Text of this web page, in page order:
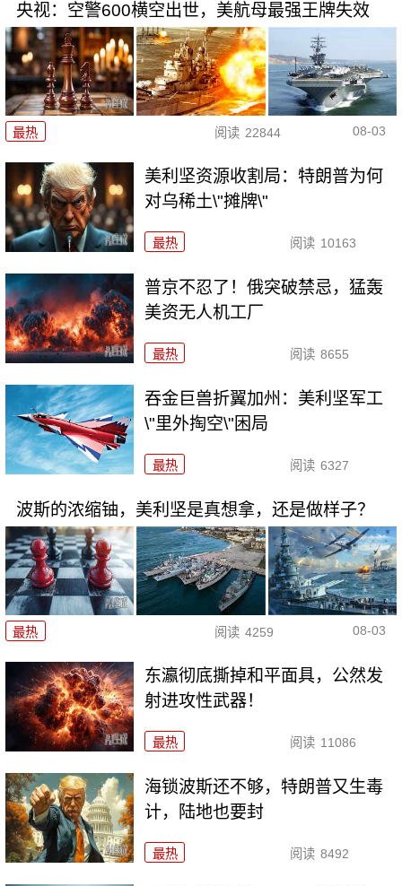
央视：空警600横空出世，美航母最强王牌失效
最热 阅读 22844 08-03
美利坚资源收割局：特朗普为何
对乌稀土\"摊牌\"
最热 阅读 10163
普京不忍了！俄突破禁忌，猛轰
美资无人机工厂
最热 阅读 8655
吞金巨兽折翼加州：美利坚军工
\"里外掏空\"困局
最热 阅读 6327
波斯的浓缩铀，美利坚是真想拿，还是做样子？
最热 阅读 4259 08-03
东瀛彻底撕掉和平面具，公然发
射进攻性武器！
最热 阅读 11086
海锁波斯还不够，特朗普又生毒
计，陆地也要封
最热 阅读 8492